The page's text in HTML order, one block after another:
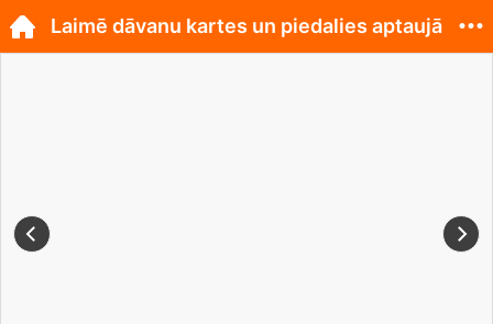
Laimē dāvanu kartes un piedalies aptaujā